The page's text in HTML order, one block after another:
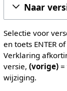
Naar
Selectie voor
en toets ENTER
Verklaring
versie, (vorige)=
wijziging.